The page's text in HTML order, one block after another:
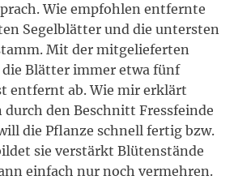
Wie empfohlen entfernte
Segelblätter und die untersten
Mit der mitgelieferten
Blätter immer etwa fünf
entfernt ab. Wie mir erklärt
durch den Beschnitt Fressfeinde
die Pflanze schnell fertig bzw.
sie verstärkt Blütenstände
einfach nur noch vermehren.